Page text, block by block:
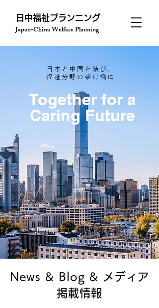
​日中福祉プランニング
Japan-China Welfare Planning
日本と中国を結び、
福祉分野の架け橋に
Together for a
Caring Future
News & Blog & メディア
掲載情報